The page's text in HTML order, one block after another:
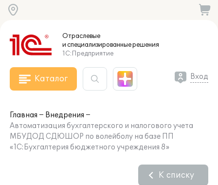
Отраслевые
и специализированныерешения
1С:Предприятие
Каталог Вход
Главная
Внедрения
Автоматизация бухгалтерского и налогового учета
МБУДОД СДЮШОР по волейболу на базе ПП
«1С:Бухгалтерия бюджетного учреждения 8»
К списку